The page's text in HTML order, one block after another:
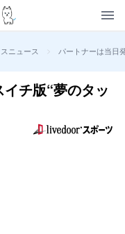
ニュース > パートナーは当日
チ版“夢のタッ